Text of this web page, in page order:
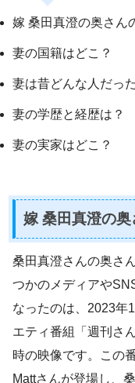
嫁 桑田真澄の奥さん
妻の国籍はどこ？
妻は昔どんな人だっ
妻の学歴と経歴は？
妻の実家はどこ？
嫁 桑田真澄の奥
桑田真澄さんの奥さ
つかのメディアや
なったのは、2023年
エティ番組「週刊さ
時の映像です。この
Mattさんが登場し、